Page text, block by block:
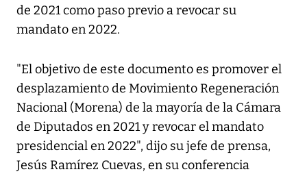
de 2021 como paso previo a revocar su
mandato en 2022.
"El objetivo de este documento es promover el
desplazamiento de Movimiento Regeneración
Nacional (Morena) de la mayoría de la Cámara
de Diputados en 2021 y revocar el mandato
presidencial en 2022", dijo su jefe de prensa,
Jesús Ramírez Cuevas, en su conferencia